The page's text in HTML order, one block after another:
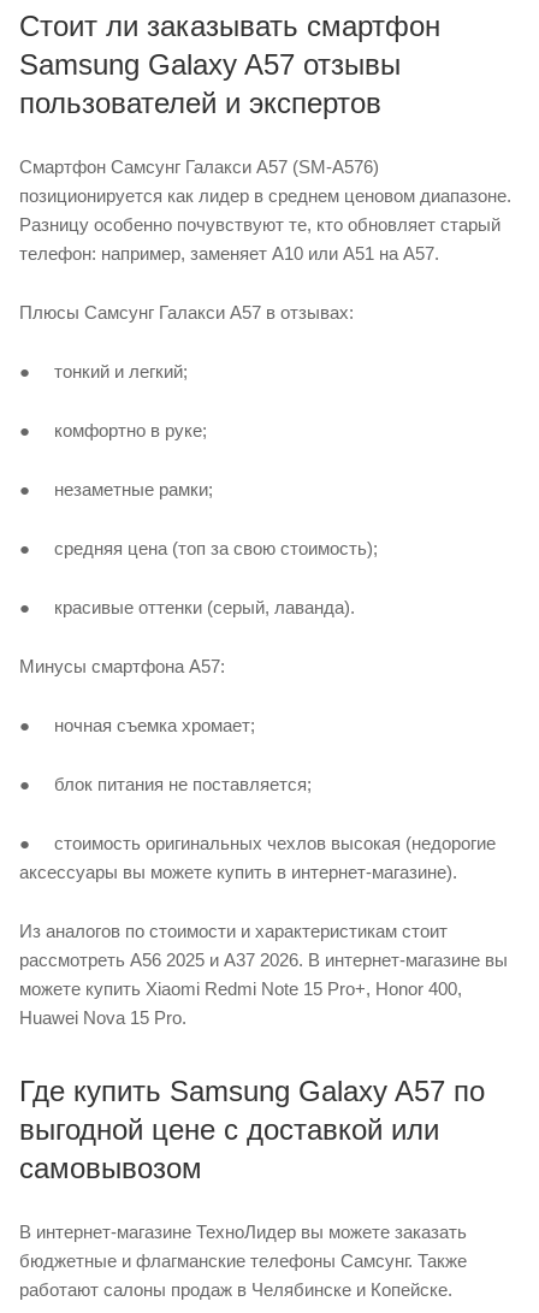
Стоит ли заказывать смартфон
Samsung Galaxy A57 отзывы
пользователей и экспертов
Смартфон Самсунг Галакси A57 (SM-A576)
позиционируется как лидер в среднем ценовом диапазоне.
Разницу особенно почувствуют те, кто обновляет старый
телефон: например, заменяет А10 или А51 на А57.
Плюсы Самсунг Галакси A57 в отзывах:
● тонкий и легкий;
● комфортно в руке;
● незаметные рамки;
● средняя цена (топ за свою стоимость);
● красивые оттенки (серый, лаванда).
Минусы смартфона А57:
● ночная съемка хромает;
● блок питания не поставляется;
● стоимость оригинальных чехлов высокая (недорогие
аксессуары вы можете купить в интернет-магазине).
Из аналогов по стоимости и характеристикам стоит
рассмотреть А56 2025 и А37 2026. В интернет-магазине вы
можете купить Xiaomi Redmi Note 15 Pro+, Honor 400,
Huawei Nova 15 Pro.
Где купить Samsung Galaxy A57 по
выгодной цене с доставкой или
самовывозом
В интернет-магазине ТехноЛидер вы можете заказать
бюджетные и флагманские телефоны Самсунг. Также
работают салоны продаж в Челябинске и Копейске.